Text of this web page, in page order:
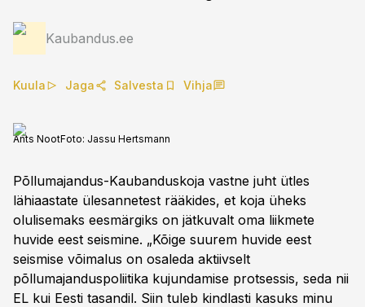
Kaubandus.ee
Kuula Jaga Salvesta Vihja
Ants NootFoto: Jassu Hertsmann
Põllumajandus-Kaubanduskoja vastne juht ütles
lähiaastate ülesannetest rääkides, et koja üheks
olulisemaks eesmärgiks on jätkuvalt oma liikmete
huvide eest seismine. „Kõige suurem huvide eest
seismise võimalus on osaleda aktiivselt
põllumajanduspoliitika kujundamise protsessis, seda nii
EL kui Eesti tasandil. Siin tuleb kindlasti kasuks minu